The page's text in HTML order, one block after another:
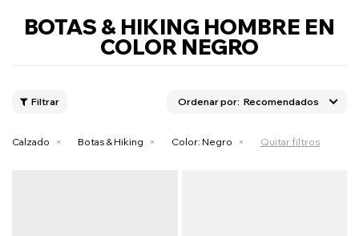
BOTAS & HIKING HOMBRE EN
COLOR NEGRO
Recomendados
Calzado Botas & Hiking Color: Negro Quitar filtros